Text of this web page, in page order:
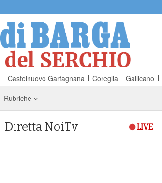
Castelnuovo Garfagnana Coreglia Gallicano
Rubriche
Diretta NoiTv LIVE